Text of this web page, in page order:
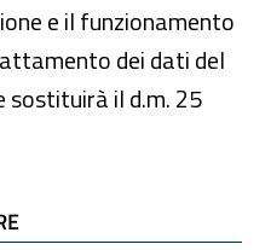
e il funzionamento
dei dati del
il d.m. 25